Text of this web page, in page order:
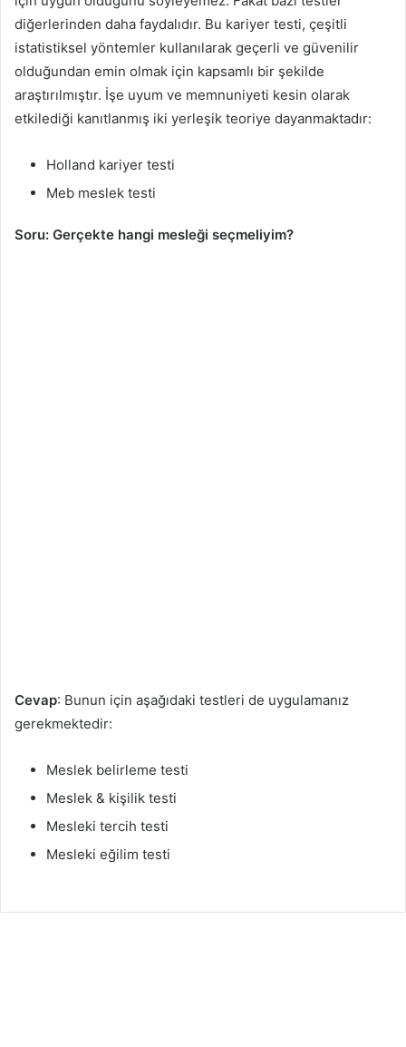
diğerlerinden daha faydalıdır. Bu kariyer testi, çeşitli
istatistiksel yöntemler kullanılarak geçerli ve güvenilir
olduğundan emin olmak için kapsamlı bir şekilde
araştırılmıştır. İşe uyum ve memnuniyeti kesin olarak
etkilediği kanıtlanmış iki yerleşik teoriye dayanmaktadır:
Holland kariyer testi
Meb meslek testi
Soru: Gerçekte hangi mesleği seçmeliyim?
Cevap: Bunun için aşağıdaki testleri de uygulamanız
gerekmektedir:
Meslek belirleme testi
Meslek & kişilik testi
Mesleki tercih testi
Mesleki eğilim testi